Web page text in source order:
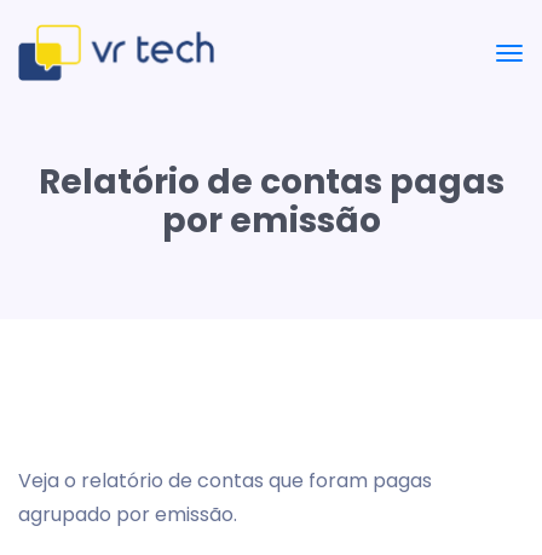
Relatório de contas pagas
por emissão
Veja o relatório de contas que foram pagas
agrupado por emissão.